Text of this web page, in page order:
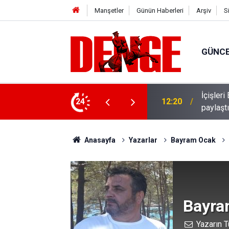
Manşetler Günün Haberleri Arşiv
24 12:20
İçişleri
paylaştı
Anasayfa Yazarlar Bayram Ocak
Yazarın